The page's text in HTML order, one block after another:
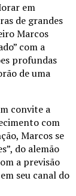
em
de grandes
Marcos
com a
profundas
de uma
convite a
com
Marcos se
do alemão
a previsão
seu canal do